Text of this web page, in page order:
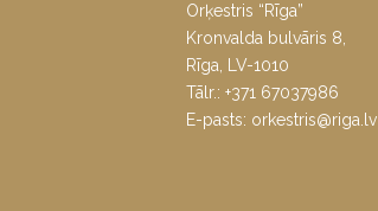
Orķestris “Rīga”
Kronvalda bulvāris 8,
Rīga, LV-1010
Tālr.: +371 67037986
E-pasts: orkestris@riga.lv